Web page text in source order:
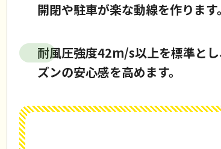
開閉や駐車が楽な動線を作ります。
耐風圧強度42m/s以上を標準と
ズンの安心感を高めます。